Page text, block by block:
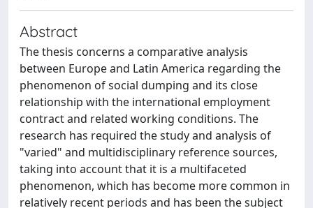
Abstract
The thesis concerns a comparative analysis
between Europe and Latin America regarding the
phenomenon of social dumping and its close
relationship with the international employment
contract and related working conditions. The
research has required the study and analysis of
"varied" and multidisciplinary reference sources,
taking into account that it is a multifaceted
phenomenon, which has become more common in
relatively recent periods and has been the subject